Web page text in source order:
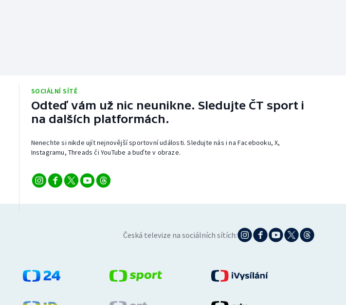
SOCIÁLNÍ SÍTĚ
Odteď vám už nic neunikne. Sledujte ČT sport i
na dalších platformách.
Nenechte si nikde ujít nejnovější sportovní události. Sledujte nás i na Facebooku, X,
Instagramu, Threads či YouTube a buďte v obraze.
Česká televize na sociálních sítích: